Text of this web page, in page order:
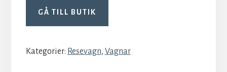
GÅ TILL BUTIK
Kategorier: Resevagn, Vagnar